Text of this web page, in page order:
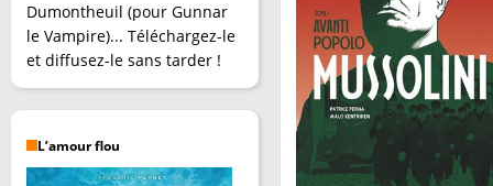
Dumontheuil (pour Gunnar
le Vampire)... Téléchargez-le
et diffusez-le sans tarder !
L’amour flou